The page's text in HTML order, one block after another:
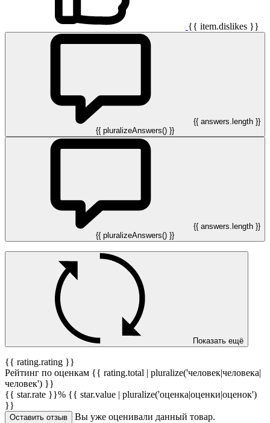
{{ item.dislikes }}
{{ answers.length }}
{{ pluralizeAnswers() }}
{{ answers.length }}
{{ pluralizeAnswers() }}
Показать ещё
{{ rating.rating }}
Рейтинг по оценкам {{ rating.total | pluralize('человек|человека|
человек') }}
{{ star.rate }}% {{ star.value | pluralize('оценка|оценки|оценок')
}}
Оставить отзыв Вы уже оценивали данный товар.